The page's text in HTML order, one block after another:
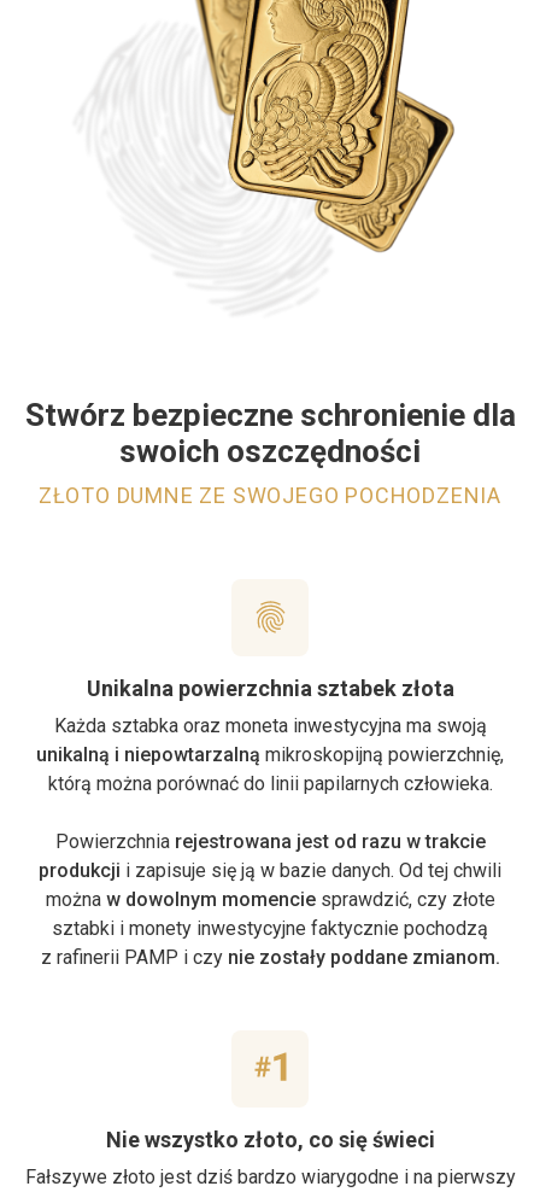
Stwórz bezpieczne schronienie dla
swoich oszczędności
ZŁOTO DUMNE ZE SWOJEGO POCHODZENIA
Unikalna powierzchnia sztabek złota
Każda sztabka oraz moneta inwestycyjna ma swoją
unikalną i niepowtarzalną mikroskopijną powierzchnię,
którą można porównać do linii papilarnych człowieka.
Powierzchnia rejestrowana jest od razu w trakcie
produkcji i zapisuje się ją w bazie danych. Od tej chwili
można w dowolnym momenciesprawdzić, czy złote
sztabki i monety inwestycyjne faktycznie pochodzą
z rafinerii PAMP i czy nie zostały poddane zmianom.
Nie wszystko złoto, co się świeci
Fałszywe złoto jest dziś bardzo wiarygodne i na pierwszy